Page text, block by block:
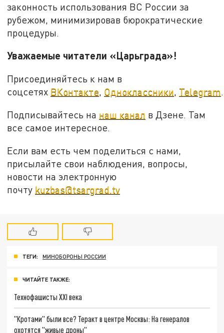
законность использования ВС России за
рубежом, минимизировав бюрократические
процедуры.
Уважаемые читатели «Царьграда»!
Присоединяйтесь к нам в
соцсетях ВКонтакте, Одноклассники, Telegram.
Подписывайтесь на наш канал в Дзене. Там
все самое интересное.
Если вам есть чем поделиться с нами,
присылайте свои наблюдения, вопросы,
новости на электронную
почту kuzbas@tsargrad.tv
ТЕГИ: МИНОБОРОНЫ РОССИИ
ЧИТАЙТЕ ТАКЖЕ:
Технофашисты XXI века
"Кротами" были все? Теракт в центре Москвы: На генералов
охотятся "живые дроны"